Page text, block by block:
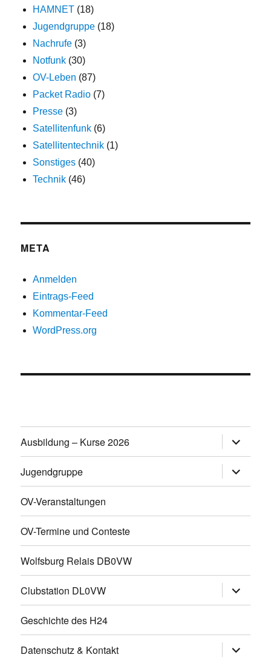
HAMNET (18)
Jugendgruppe (18)
Nachrufe (3)
Notfunk (30)
OV-Leben (87)
Packet Radio (7)
Presse (3)
Satellitenfunk (6)
Satellitentechnik (1)
Sonstiges (40)
Technik (46)
META
Anmelden
Eintrags-Feed
Kommentar-Feed
WordPress.org
Ausbildung – Kurse 2026
öffnen
Jugendgruppe
öffnen
OV-Veranstaltungen
OV-Termine und Conteste
Wolfsburg Relais DB0VW
Clubstation DL0VW
öffnen
Geschichte des H24
Datenschutz & Kontakt öffnen